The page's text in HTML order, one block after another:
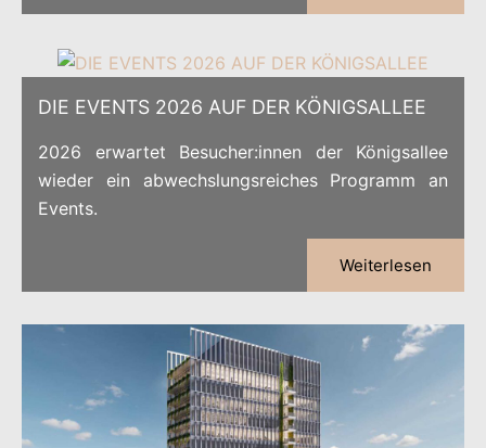
DIE EVENTS 2026 AUF DER KÖNIGSALLEE
2026 erwartet Besucher:innen der Königsallee
wieder ein abwechslungsreiches Programm an
Events.
Weiterlesen